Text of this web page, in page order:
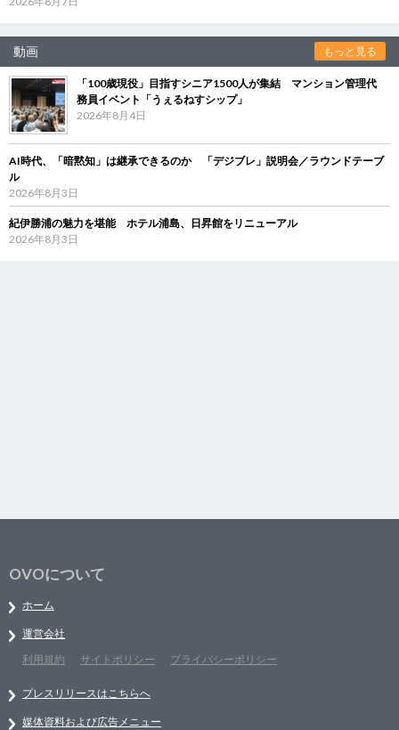
動画 もっと見る
「100歳現役」目指すシニア1500人が集結 マンション管理代
務員イベント「うぇるねすシップ」
2026年8月4日
AI時代、「暗黙知」は継承できるのか 「デジブレ」説明会／ラウンドテーブ
ル
2026年8月3日
紀伊勝浦の魅力を堪能 ホテル浦島、日昇館をリニューアル
2026年8月3日
OVOについて
ホーム
運営会社
利用規約
サイトポリシー プライバシーポリシー
プレスリリースはこちらへ
媒体資料および広告メニュー